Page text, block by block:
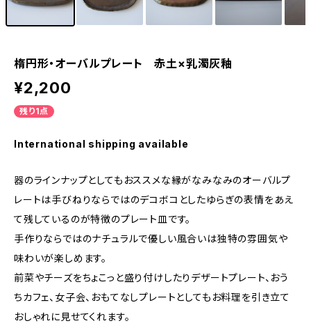
楕円形・オーバルプレート 赤土×乳濁灰釉
¥2,200
残り1点
International shipping available
器のラインナップとしてもおススメな縁がなみなみのオーバルプ
レートは手びねりならではのデコボコとしたゆらぎの表情をあえ
て残しているのが特徴のプレート皿です。
手作りならではのナチュラルで優しい風合いは独特の雰囲気や
味わいが楽しめます。
前菜やチーズをちょこっと盛り付けしたりデザートプレート、おう
ちカフェ、女子会、おもてなしプレートとしてもお料理を引き立て
おしゃれに見せてくれます。